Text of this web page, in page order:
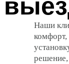
Наши
решение